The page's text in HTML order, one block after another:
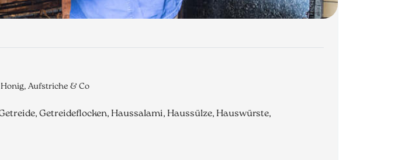
Aufstriche & Co
Getreideflocken, Haussalami, Haussülze, Hauswürste,